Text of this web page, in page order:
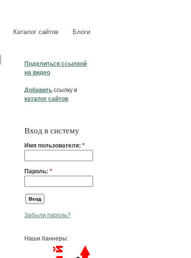
Каталог сайтов Блоги
Поделиться ссылкой
на видео
Добавить ссылку в
каталог сайтов
Вход в систему
Имя пользователя: *
Пароль: *
Забыли пароль?
Наши баннеры: